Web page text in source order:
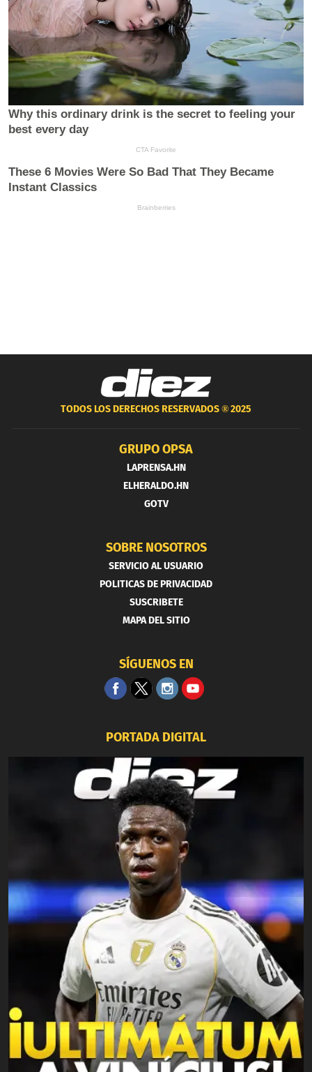
TODOS LOS DERECHOS RESERVADOS ®2025
GRUPO OPSA
LAPRENSA.HN
ELHERALDO.HN
GOTV
SOBRE NOSOTROS
SERVICIO AL USUARIO
POLITICAS DE PRIVACIDAD
SUSCRIBETE
MAPA DEL SITIO
SÍGUENOS EN
PORTADA DIGITAL